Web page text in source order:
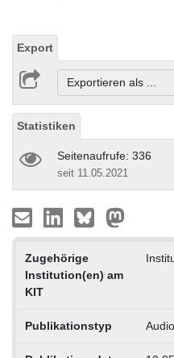
Export
Exportieren als ...
Statistiken
Seitenaufrufe: 336
seit 11.05.2021
Zugehörige
Institution(en) am
KIT
Publikationstyp